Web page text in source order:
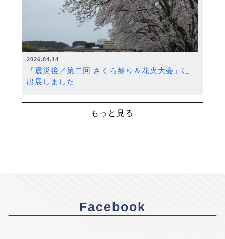
2026.04.14
「震災後／第二回 さくら祭り＆花火大会」に
出展しました
もっと見る
Facebook